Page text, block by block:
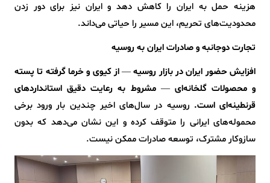
هزینه حمل به ایران را کاهش دهد و ایران نیز برای دور زدن
محدودیت‌های تحریم، این مسیر را حیاتی می‌داند.
تجارت دوجانبه و صادرات ایران به روسیه
افزایش حضور ایران در بازار روسیه — از کیوی و خرما گرفته تا پسته
و محصولات گلخانه‌ای — مشروط به رعایت دقیق استانداردهای
قرنطینه‌ای است. روسیه در سال‌های اخیر چندین بار ورود برخی
محموله‌های ایرانی را متوقف کرده و این نشان می‌دهد که بدون
سازوکار مشترک، توسعه صادرات ممکن نیست.